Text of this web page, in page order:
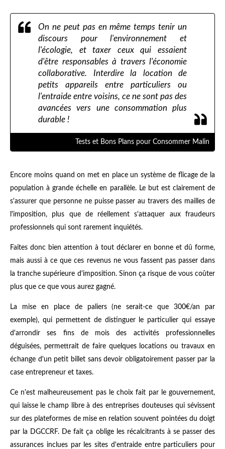
On ne peut pas en même temps tenir un
discours pour l'environnement et
l'écologie, et taxer ceux qui essaient
d'être responsables à travers l'économie
collaborative. Interdire la location de
petits appareils entre particuliers ou
l'entraide entre voisins, ce ne sont pas des
avancées vers une consommation plus
durable !
Tests et Bons Plans pour Consommer Malin
Encore moins quand on met en place un système de flicage de la
population à grande échelle en parallèle. Le but est clairement de
s'assurer que personne ne puisse passer au travers des mailles de
l'imposition, plus que de réellement s'attaquer aux fraudeurs
professionnels qui sont rarement inquiétés.
Faites donc bien attention à tout déclarer en bonne et dû forme,
mais aussi à ce que ces revenus ne vous fassent pas passer dans
la tranche supérieure d'imposition. Sinon ça risque de vous coûter
plus que ce que vous aurez gagné.
La mise en place de paliers (ne serait-ce que 300€/an par
exemple), qui permettent de distinguer le particulier qui essaye
d'arrondir ses fins de mois des activités professionnelles
déguisées, permettrait de faire quelques locations ou travaux en
échange d'un petit billet sans devoir obligatoirement passer par la
case entrepreneur et taxes.
Ce n'est malheureusement pas le choix fait par le gouvernement,
qui laisse le champ libre à des entreprises douteuses qui sévissent
sur des plateformes de mise en relation souvent pointées du doigt
par la DGCCRF. De fait ça oblige les récalcitrants à se passer des
assurances inclues par les sites d'entraide entre particuliers pour